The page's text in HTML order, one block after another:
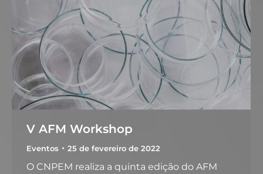
V AFM Workshop
Eventos 25 de fevereiro de 2022
O CNPEM realiza a quinta edição do AFM